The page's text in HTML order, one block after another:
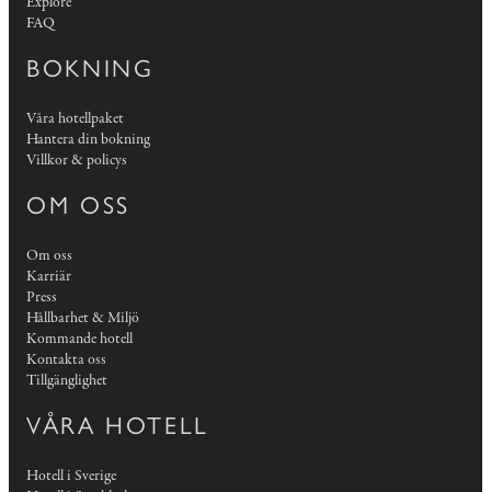
FAQ
BOKNING
Våra hotellpaket
Hantera din bokning
Villkor & policys
OM OSS
Om oss
Karriär
Press
Hållbarhet & Miljö
Kommande hotell
Kontakta oss
Tillgänglighet
VÅRA HOTELL
Hotell i Sverige